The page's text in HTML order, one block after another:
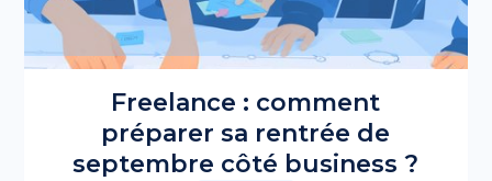
Freelance : comment
préparer sa rentrée de
septembre côté business ?